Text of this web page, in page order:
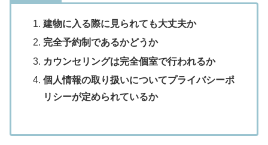
建物に入る際に見られても大丈夫か
完全予約制であるかどうか
カウンセリングは完全個室で行われるか
個人情報の取り扱いについてプライバシーポ
リシーが定められているか